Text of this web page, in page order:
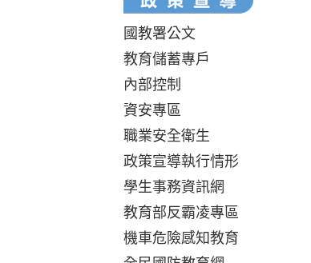
國教署公文
教育儲蓄專戶
內部控制
資安專區
職業安全衛生
政策宣導執行情形
學生事務資訊網
教育部反霸凌專區
機車危險感知教育